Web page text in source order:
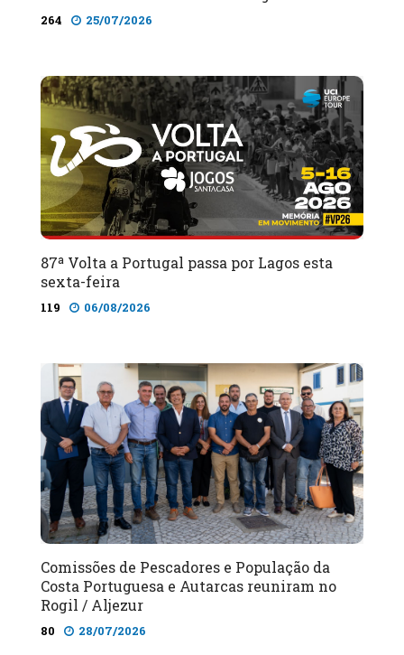
264 25/07/2026
87ª Volta a Portugal passa por Lagos esta
sexta-feira
119 06/08/2026
Comissões de Pescadores e População da
Costa Portuguesa e Autarcas reuniram no
Rogil / Aljezur
80 28/07/2026